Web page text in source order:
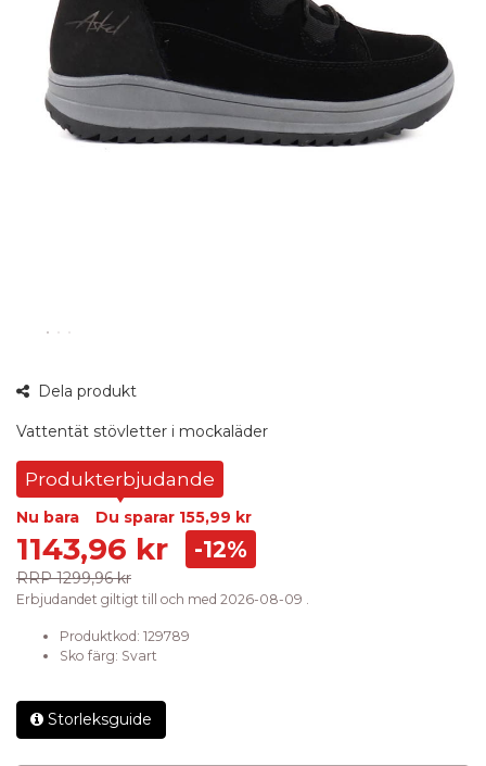
bild
Dela produkt
Vattentät stövletter i mockaläder
Produkterbjudande
Nu bara Du sparar 155,99 kr
1143,96 kr
RRP 1299,96 kr
-12%
Erbjudandet giltigt till och med 2026-08-09 .
Produktkod: 129789
Sko färg: Svart
Storleksguide